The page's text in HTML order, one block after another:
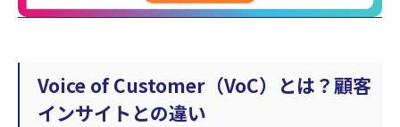
Voice of Customer（VoC）とは？顧客
インサイトとの違い